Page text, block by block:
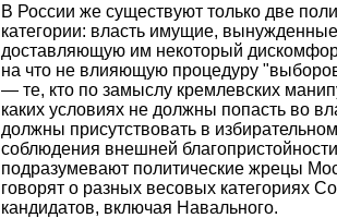
В России же существуют только две
категории: власть имущие,
доставляющую им некоторый
на что не влияющую процедуру
— те, кто по замыслу кремлевских
каких условиях не должны попасть во
должны присутствовать в
соблюдения внешней
подразумевают политические жрецы
говорят о разных весовых категориях
кандидатов, включая Навального.